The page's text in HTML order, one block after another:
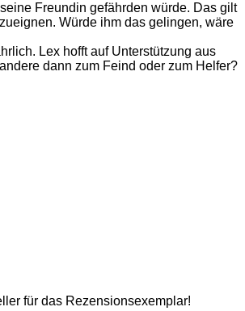
Freundin gefährden würde. Das gilt
Würde ihm das gelingen, wäre
Lex hofft auf Unterstützung aus
dann zum Feind oder zum Helfer?
für das Rezensionsexemplar!